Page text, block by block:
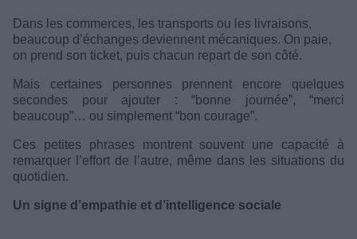
Dans les commerces, les transports ou les livraisons,
beaucoup d’échanges deviennent mécaniques. On paie,
on prend son ticket, puis chacun repart de son côté.
Mais certaines personnes prennent encore quelques
secondes pour ajouter : “bonne journée”, “merci
beaucoup”… ou simplement “bon courage”.
Ces petites phrases montrent souvent une capacité à
remarquer l’effort de l’autre, même dans les situations du
quotidien.
Un signe d’empathie et d’intelligence sociale